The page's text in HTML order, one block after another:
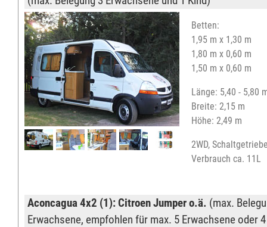
Betten:
1,95 m x 1,30 m
1,80 m x 0,60 m
1,50 m x 0,60 m
Länge: 5,40 - 5,80
Breite: 2,15 m
Höhe: 2,49 m
2WD,
Verbrauch ca. 11L
Aconcagua 4x2 (1): Citroen Jumper o.ä. (max.
Erwachsene, empfohlen für max. 5 Erwachsene oder